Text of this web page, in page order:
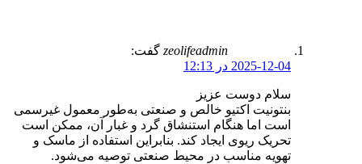
zeolifeadmin گفت:
2025-12-04 در 12:13
سلام دوست عزیز
بنتونیت اکتیو خالص و صنعتی به‌طور معمول غیرسمی
است اما هنگام استنشاق گرد و غبار آن، ممکن است
تحریک ریوی ایجاد کند. بنابراین استفاده از ماسک و
تهویه مناسب در محیط صنعتی توصیه می‌شود.